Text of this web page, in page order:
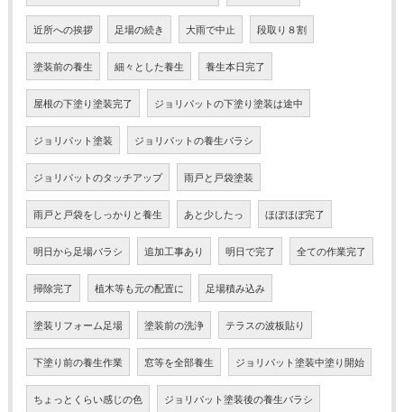
近所への挨拶 足場の続き 大雨で中止 段取り８割
塗装前の養生 細々とした養生 養生本日完了
屋根の下塗り塗装完了 ジョリパットの下塗り塗装は途中
ジョリパット塗装 ジョリパットの養生バラシ
ジョリパットのタッチアップ 雨戸と戸袋塗装
雨戸と戸袋をしっかりと養生 あと少したっ ほぼほぼ完了
明日から足場バラシ 追加工事あり 明日で完了 全ての作業完了
掃除完了 植木等も元の配置に 足場積み込み
塗装リフォーム足場 塗装前の洗浄 テラスの波板貼り
下塗り前の養生作業 窓等を全部養生 ジョリパット塗装中塗り開始
ちょっとくらい感じの色 ジョリパット塗装後の養生バラシ